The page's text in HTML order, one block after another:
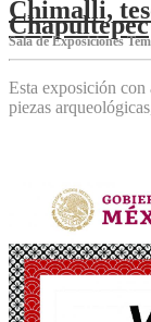
Chimalli,
Chapultepec
Sala de Exposiciones
Esta exposición con
piezas